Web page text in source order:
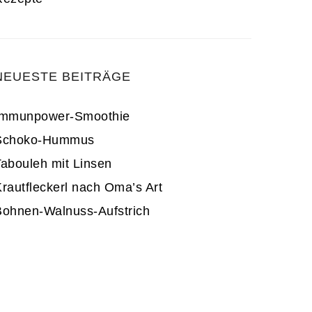
BEITRÄGE
Smoothie
Hummus
mit Linsen
nach Oma’s Art
Walnuss-Aufstrich